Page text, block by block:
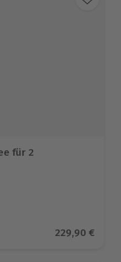
für 2
5 BewertungenAktueller
229,90 €